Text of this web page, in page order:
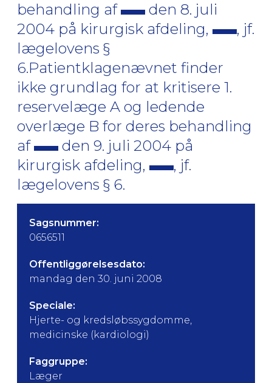
behandling af
den 8. juli
2004 på kirurgisk afdeling,
, jf.
lægelovens §
6.Patientklagenævnet finder
ikke grundlag for at kritisere 1.
reservelæge A og ledende
overlæge B for deres behandling
af
den 9. juli 2004 på
kirurgisk afdeling,
, jf.
lægelovens § 6.
Sagsnummer:
0656511
Offentliggørelsesdato:
mandag den 30. juni 2008
Speciale:
Hjerte- og kredsløbssygdomme,
medicinske (kardiologi)
Faggruppe:
Læger